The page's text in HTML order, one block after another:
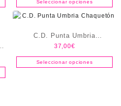
Seleccionar opciones
C.D. Punta Umbria
Chaquetón
37,00€
Seleccionar opciones